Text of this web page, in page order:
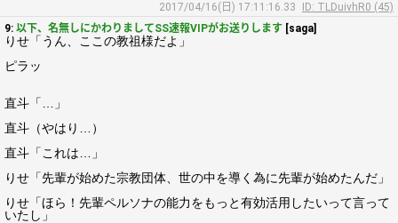
2017/04/16(日) 17:11:16.33
ID: TLDuivhR0 (45)
9: 以下、名無しにかわりましてSS速報VIPがお送りします [saga]
りせ「うん、ここの教祖様だよ」
ピラッ
直斗「…」
直斗（やはり…）
直斗「これは…」
りせ「先輩が始めた宗教団体、世の中を導く為に先輩が始めたんだ」
りせ「ほら！先輩ペルソナの能力をもっと有効活用したいって言って
いたし」